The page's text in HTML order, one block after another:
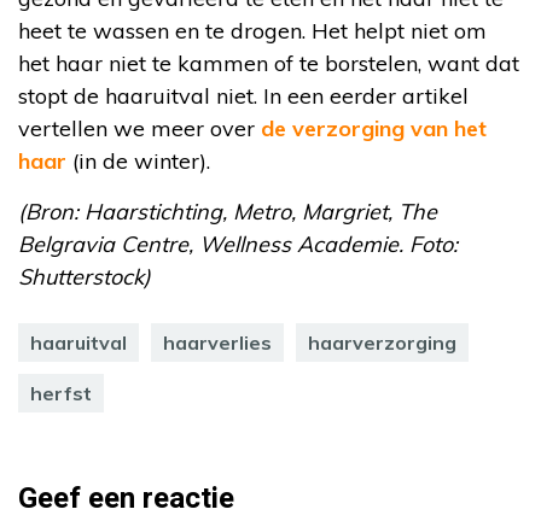
heet te wassen en te drogen. Het helpt niet om
het haar niet te kammen of te borstelen, want dat
stopt de haaruitval niet. In een eerder artikel
vertellen we meer over de verzorging van het
haar (in de winter).
(Bron: Haarstichting, Metro, Margriet, The
Belgravia Centre, Wellness Academie. Foto:
Shutterstock)
haaruitval haarverlies haarverzorging
herfst
Geef een reactie